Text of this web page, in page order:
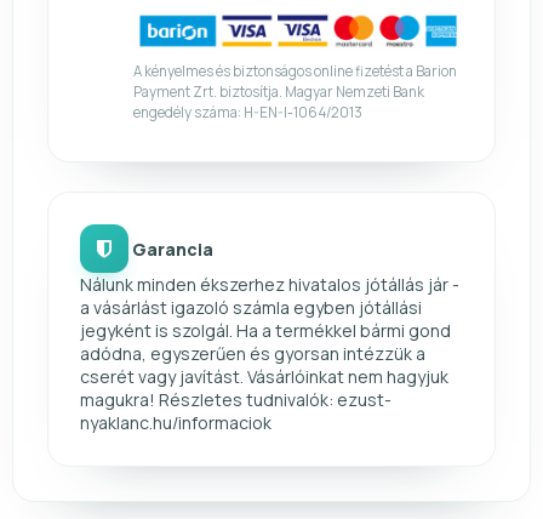
A kényelmes és biztonságos online fizetést a Barion
Payment Zrt. biztosítja. Magyar Nemzeti Bank
engedély száma: H-EN-I-1064/2013
Garancia
Nálunk minden ékszerhez hivatalos jótállás jár -
a vásárlást igazoló számla egyben jótállási
jegyként is szolgál. Ha a termékkel bármi gond
adódna, egyszerűen és gyorsan intézzük a
cserét vagy javítást. Vásárlóinkat nem hagyjuk
magukra! Részletes tudnivalók: ezust-
nyaklanc.hu/informaciok